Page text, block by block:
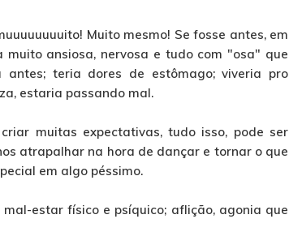
Muito mesmo! Se fosse antes, em
ansiosa, nervosa e tudo com "osa" que
teria dores de estômago; viveria pro
estaria passando mal.
muitas expectativas, tudo isso, pode ser
atrapalhar na hora de dançar e tornar o que
em algo péssimo.
estar físico e psíquico; aflição, agonia que